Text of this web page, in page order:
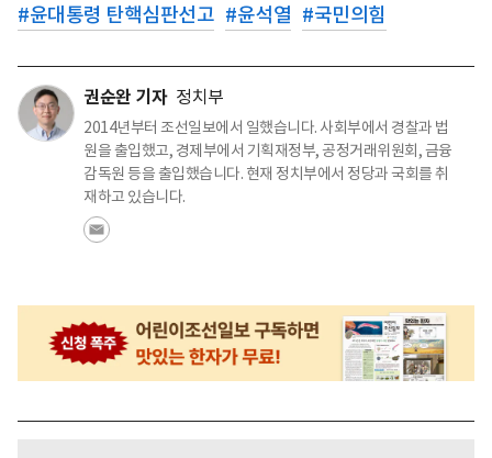
#윤대통령 탄핵심판선고 #윤석열 #국민의힘
권순완 기자 정치부
2014년부터 조선일보에서 일했습니다. 사회부에서 경찰과 법
원을 출입했고, 경제부에서 기획재정부, 공정거래위원회, 금융
감독원 등을 출입했습니다. 현재 정치부에서 정당과 국회를 취
재하고 있습니다.